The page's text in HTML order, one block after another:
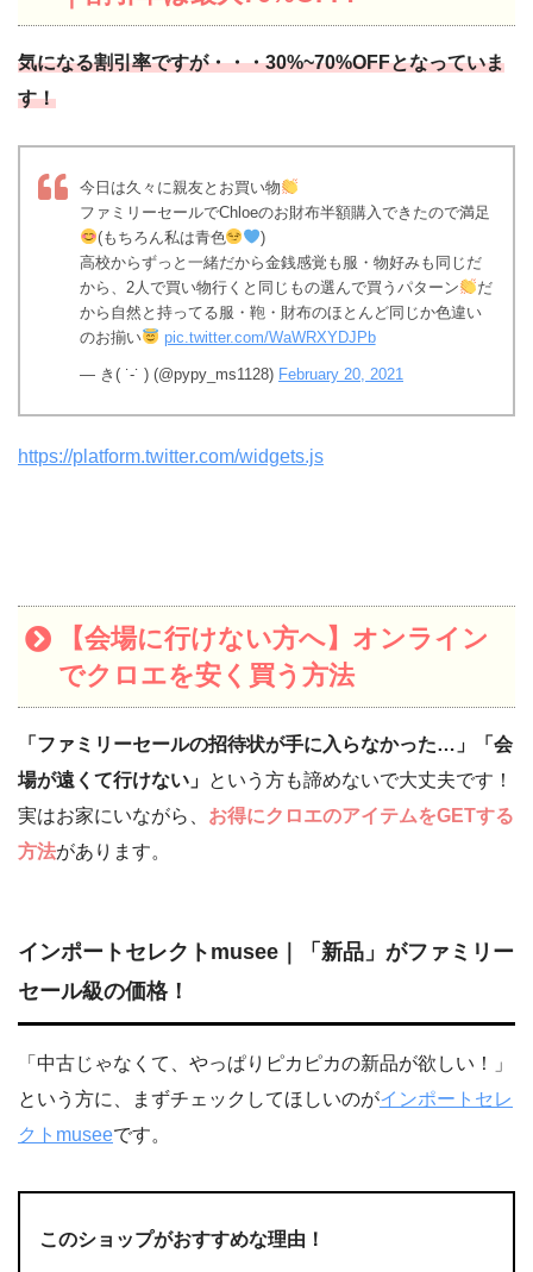
気になる割引率ですが・・・30%~70%OFFとなっていま
す！
今日は久々に親友とお買い物
ファミリーセールでChloeのお財布半額購入できたので満足
(もちろん私は青色
)
高校からずっと一緒だから金銭感覚も服・物好みも同じだ
から、2人で買い物行くと同じもの選んで買うパターン
だ
から自然と持ってる服・鞄・財布のほとんど同じか色違い
のお揃い
pic.twitter.com/WaWRXYDJPb
— き( ˙-˙ ) (@pypy_ms1128) February 20, 2021
https://platform.twitter.com/widgets.js
【会場に行けない方へ】オンライン
でクロエを安く買う方法
「ファミリーセールの招待状が手に入らなかった…」「会
場が遠くて行けない」 という方も諦めないで大丈夫です！
実はお家にいながら、 お得にクロエのアイテムをGETする
方法があります。
インポートセレクトmusee｜「新品」がファミリー
セール級の価格！
「中古じゃなくて、やっぱりピカピカの新品が欲しい！」
という方に、まずチェックしてほしいのがインポートセレ
クトmuseeです。
このショップがおすすめな理由！